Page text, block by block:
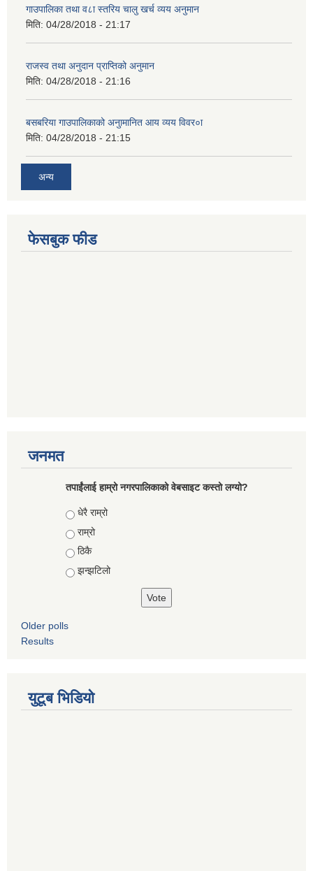
गाउपालिका तथा व८ा स्तरिय चालु खर्च व्यय अनुमान
मिति: 04/28/2018 - 21:17
राजस्व तथा अनुदान प्राप्तिको अनुमान
मिति: 04/28/2018 - 21:16
बसबरिया गाउपालिकाको अनुामानित आय व्यय विवर०ा
मिति: 04/28/2018 - 21:15
अन्य
फेसबुक फीड
जनमत
तपाईंलाई हाम्रो नगरपालिकाको वेबसाइट कस्तो लग्यो?
Choices
धेरै राम्रो
राम्रो
ठिकै
झन्झटिलो
Older polls
Results
युटूब भिडियो